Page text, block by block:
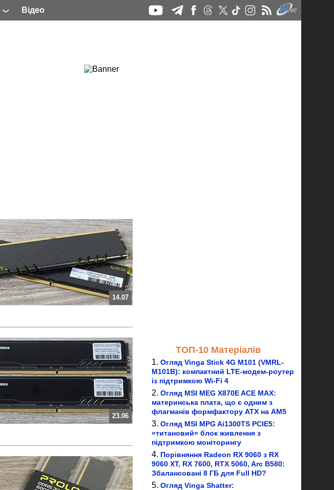
Відео
14.07
23.06
ТОП-10 Матеріалів
Огляд Vinga Stick 4G M101 (VMRL-
M101B): компактний LTE-модем-роутер
із підтримкою Wi-Fi 4
Огляд MSI MEG X870E ACE MAX:
материнська плата, що є одним з
флагманів формфактору ATX на AM5
Огляд MSI MPG Ai1300TS PCIE5:
«титановий» блок живлення з
підтримкою моніторингу
Порівняння Radeon RX 9060 з RX
9060 XT, RX 7600, RTX 5060, Arc B580:
Збалансовані 8 ГБ для Full HD?
Огляд Vinga Shatter: